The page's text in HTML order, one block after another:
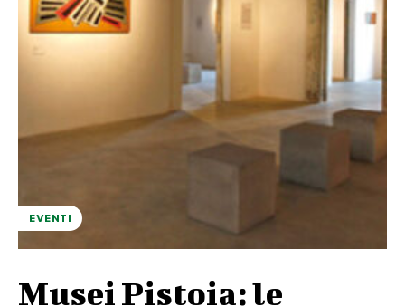
EVENTI
Musei Pistoia: le